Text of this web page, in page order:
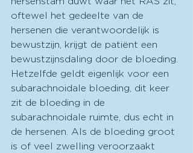
oftewel het gedeelte van de
hersenen die verantwoordelijk is
bewustzijn, krijgt de patiënt een
bewustzijnsdaling door de bloeding.
Hetzelfde geldt eigenlijk voor een
subarachnoidale bloeding, dit keer
zit de bloeding in de
subarachnoidale ruimte, dus echt in
de hersenen. Als de bloeding groot
is of veel zwelling veroorzaakt